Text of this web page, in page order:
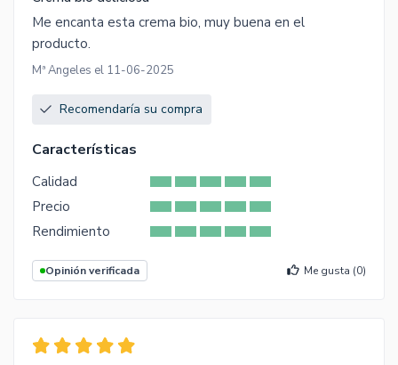
Me encanta esta crema bio, muy buena en el
producto.
Mª Angeles el 11-06-2025
Recomendaría su compra
Características
Calidad
Precio
Rendimiento
Opinión verificada Me gusta (0)